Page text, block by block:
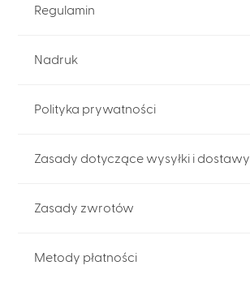
Regulamin
Nadruk
Polityka prywatności
Zasady dotyczące wysyłki i dostawy
Zasady zwrotów
Metody płatności